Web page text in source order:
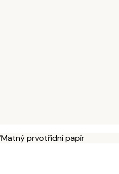
Matný prvotřídní papír